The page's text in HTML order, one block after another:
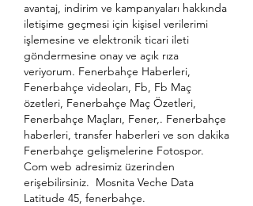
avantaj, indirim ve kampanyaları hakkında
iletişime geçmesi için kişisel verilerimi
işlemesine ve elektronik ticari ileti
göndermesine onay ve açık rıza
veriyorum. Fenerbahçe Haberleri,
Fenerbahçe videoları, Fb, Fb Maç
özetleri, Fenerbahçe Maç Özetleri,
Fenerbahçe Maçları, Fener,. Fenerbahçe
haberleri, transfer haberleri ve son dakika
Fenerbahçe gelişmelerine Fotospor.
Com web adresimiz üzerinden
erişebilirsiniz.  Mosnita Veche Data
Latitude 45, fenerbahçe.